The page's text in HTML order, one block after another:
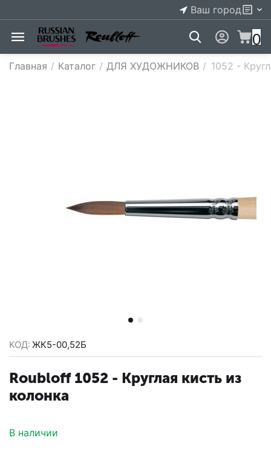
Ваш город
0
Главная / Каталог / ДЛЯ ХУДОЖНИКОВ / 1052 -
КОД: ЖК5-00,52Б
Roubloff 1052 - ​Круглая кисть из
колонка
В наличии